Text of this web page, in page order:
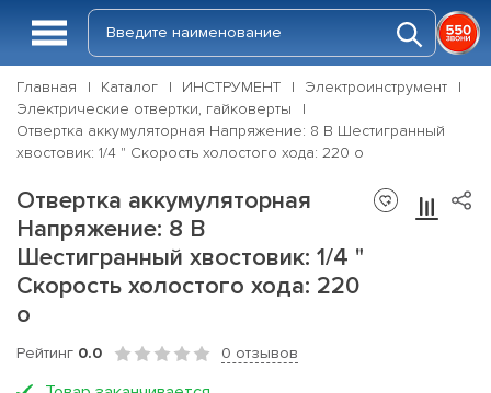
Главная Каталог ИНСТРУМЕНТ
Электроинструмент
Электрические отвертки, гайковерты
Отвертка аккумуляторная Напряжение: 8 В Шестигранный
хвостовик: 1/4 " Скорость холостого хода: 220 о
Отвертка аккумуляторная
Напряжение: 8 В
Шестигранный хвостовик: 1/4 "
Скорость холостого хода: 220
о
Рейтинг 0.0 0 отзывов